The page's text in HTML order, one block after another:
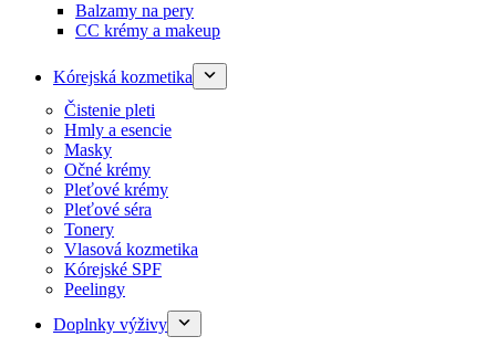
Balzamy na pery
CC krémy a makeup
Kórejská kozmetika
Čistenie pleti
Hmly a esencie
Masky
Očné krémy
Pleťové krémy
Pleťové séra
Tonery
Vlasová kozmetika
Kórejské SPF
Peelingy
Doplnky výživy